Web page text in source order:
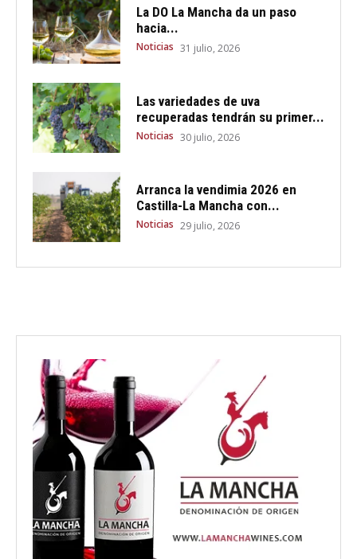
La DO La Mancha da un paso
hacia...
Noticias 31 julio, 2026
Las variedades de uva
recuperadas tendrán su primer...
Noticias 30 julio, 2026
Arranca la vendimia 2026 en
Castilla-La Mancha con...
Noticias 29 julio, 2026